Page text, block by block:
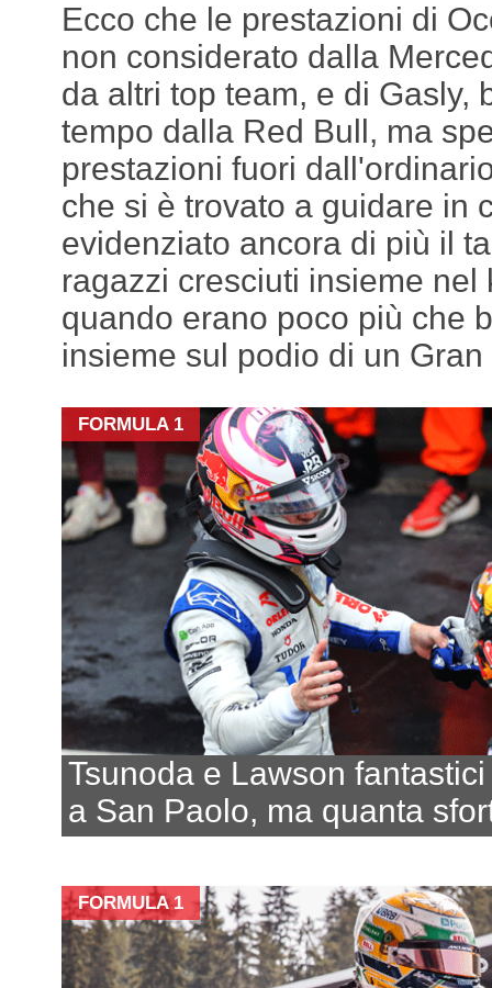
Ecco che le prestazioni di
non considerato dalla
da altri top team, e di Gasly,
tempo dalla Red Bull, ma
prestazioni fuori
che si è trovato a guidare in
evidenziato ancora di più il
ragazzi cresciuti insieme nel
quando erano poco più che
insieme sul podio di un
FORMULA 1
Tsunoda e Lawson fantastici
a San Paolo, ma quanta
FORMULA 1